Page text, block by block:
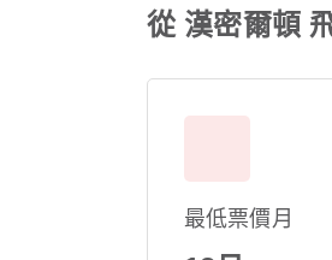
從 漢密爾頓
最低票價月